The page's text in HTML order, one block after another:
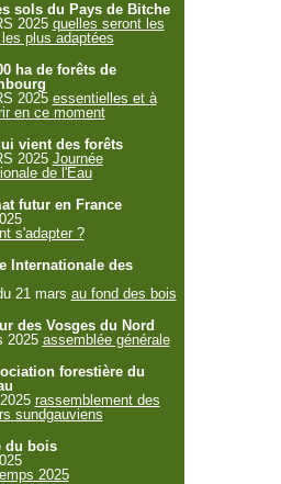
sols du Pays de Bitche
2025 quelles seront les
plus adaptées
ha de forêts de
2025 essentielles et à
en ce moment
vient des forêts
2025 Journée
de l'Eau
futur en France
s'adapter ?
Internationale des
21 mars au fond des bois
des Vosges du Nord
2025 assemblée générale
forestière du
rassemblement des
sundgauviens
du bois
2025